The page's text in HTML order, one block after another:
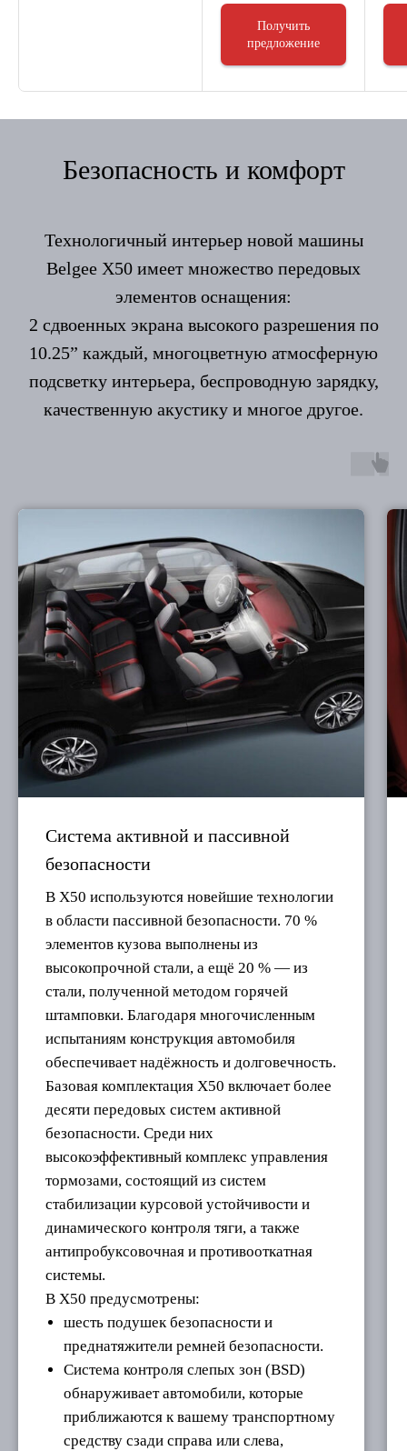
Получить
предложение
Безопасность и комфорт
Технологичный интерьер новой машины
Belgee X50 имеет множество передовых
элементов оснащения:
2 сдвоенных экрана высокого разрешения по
10.25” каждый, многоцветную атмосферную
подсветку интерьера, беспроводную зарядку,
качественную акустику и многое другое.
Система активной и пассивной
безопасности
В X50 используются новейшие технологии
в области пассивной безопасности. 70 %
элементов кузова выполнены из
высокопрочной стали, а ещё 20 % — из
стали, полученной методом горячей
штамповки. Благодаря многочисленным
испытаниям конструкция автомобиля
обеспечивает надёжность и долговечность.
Базовая комплектация X50 включает более
десяти передовых систем активной
безопасности. Среди них
высокоэффективный комплекс управления
тормозами, состоящий из систем
стабилизации курсовой устойчивости и
динамического контроля тяги, а также
антипробуксовочная и противооткатная
системы.
В X50 предусмотрены:
шесть подушек безопасности и
преднатяжители ремней безопасности.
Система контроля слепых зон (BSD)
обнаруживает автомобили, которые
приближаются к вашему транспортному
средству сзади справа или слева,